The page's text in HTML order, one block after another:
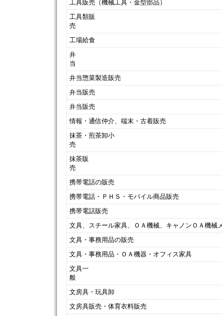
工具販売（機械工具・金型部品）
工具類販
工場給食
弁
弁当惣菜製造販売
弁当販売
弁当販売
情報・通信仲介、端末・古着販売
抹茶・煎茶卸小
売
抹茶販
携帯電話の販
携帯電話・ＰＨＳ・モバイル商品販売
携帯電話販売
文具、スチール家具、ＯＡ機械、キャノンＯＡ機械
文具・事務用品の販売
文具・事務用品・ＯＡ機器・オフィス家具
文具一
文房具・玩具卸
文房具販売・体育衣料販売